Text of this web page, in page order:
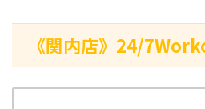
《関内店》24/